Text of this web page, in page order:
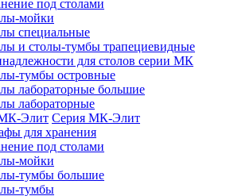
под столами
мойки
специальные
и столы-тумбы трапециевидные
для столов серии МК
тумбы островные
лабораторные большие
лабораторные
Серия МК-Элит
для хранения
под столами
мойки
тумбы большие
тумбы